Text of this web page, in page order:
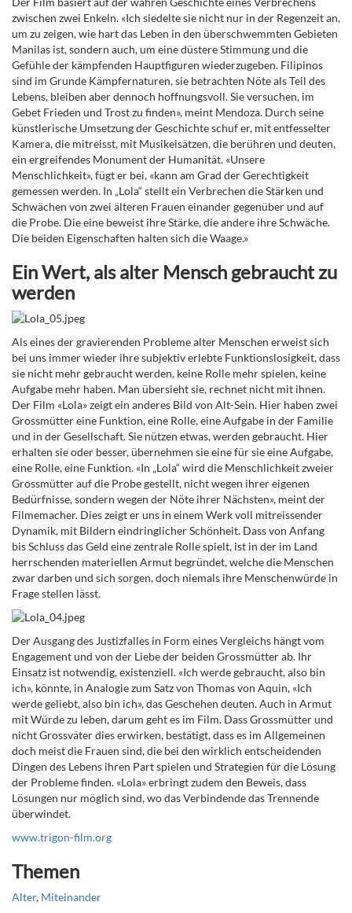
zwischen zwei Enkeln. «Ich siedelte sie nicht nur in der Regenzeit an,
um zu zeigen, wie hart das Leben in den überschwemmten Gebieten
Manilas ist, sondern auch, um eine düstere Stimmung und die
Gefühle der kämpfenden Hauptfiguren wiederzugeben. Filipinos
sind im Grunde Kämpfernaturen, sie betrachten Nöte als Teil des
Lebens, bleiben aber dennoch hoffnungsvoll. Sie versuchen, im
Gebet Frieden und Trost zu finden», meint Mendoza. Durch seine
künstlerische Umsetzung der Geschichte schuf er, mit entfesselter
Kamera, die mitreisst, mit Musikeisätzen, die berühren und deuten,
ein ergreifendes Monument der Humanität. «Unsere
Menschlichkeit», fügt er bei, «kann am Grad der Gerechtigkeit
gemessen werden. In „Lola“ stellt ein Verbrechen die Stärken und
Schwächen von zwei älteren Frauen einander gegenüber und auf
die Probe. Die eine beweist ihre Stärke, die andere ihre Schwäche.
Die beiden Eigenschaften halten sich die Waage.»
Ein Wert, als alter Mensch gebraucht zu
werden
Als eines der gravierenden Probleme alter Menschen erweist sich
bei uns immer wieder ihre subjektiv erlebte Funktionslosigkeit, dass
sie nicht mehr gebraucht werden, keine Rolle mehr spielen, keine
Aufgabe mehr haben. Man übersieht sie, rechnet nicht mit ihnen.
Der Film «Lola» zeigt ein anderes Bild von Alt-Sein. Hier haben zwei
Grossmütter eine Funktion, eine Rolle, eine Aufgabe in der Familie
und in der Gesellschaft. Sie nützen etwas, werden gebraucht. Hier
erhalten sie oder besser, übernehmen sie eine für sie eine Aufgabe,
eine Rolle, eine Funktion. «In „Lola“ wird die Menschlichkeit zweier
Grossmütter auf die Probe gestellt, nicht wegen ihrer eigenen
Bedürfnisse, sondern wegen der Nöte ihrer Nächsten», meint der
Filmemacher. Dies zeigt er uns in einem Werk voll mitreissender
Dynamik, mit Bildern eindringlicher Schönheit. Dass von Anfang
bis Schluss das Geld eine zentrale Rolle spielt, ist in der im Land
herrschenden materiellen Armut begründet, welche die Menschen
zwar darben und sich sorgen, doch niemals ihre Menschenwürde in
Frage stellen lässt.
Der Ausgang des Justizfalles in Form eines Vergleichs hängt vom
Engagement und von der Liebe der beiden Grossmütter ab. Ihr
Einsatz ist notwendig, existenziell. «Ich werde gebraucht, also bin
ich», könnte, in Analogie zum Satz von Thomas von Aquin, «Ich
werde geliebt, also bin ich», das Geschehen deuten. Auch in Armut
mit Würde zu leben, darum geht es im Film. Dass Grossmütter und
nicht Grossväter dies erwirken, bestätigt, dass es im Allgemeinen
doch meist die Frauen sind, die bei den wirklich entscheidenden
Dingen des Lebens ihren Part spielen und Strategien für die Lösung
der Probleme finden. «Lola» erbringt zudem den Beweis, dass
Lösungen nur möglich sind, wo das Verbindende das Trennende
überwindet.
www.trigon-film.org
Themen
Alter, Miteinander